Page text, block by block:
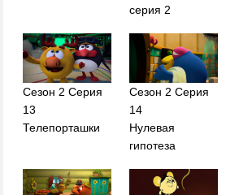
серия 2
Сезон 2 Серия
13
Телепорташки
Сезон 2 Серия
14
Нулевая
гипотеза